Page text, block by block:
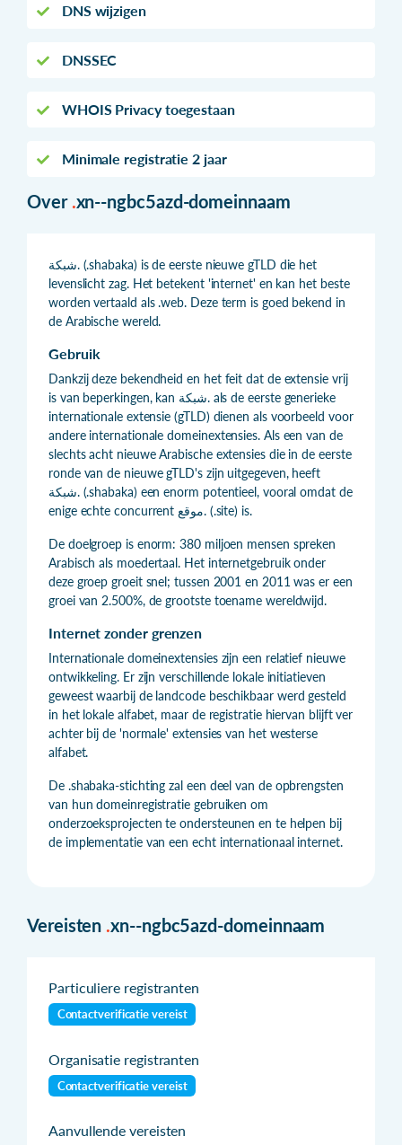
DNS wijzigen
DNSSEC
WHOIS Privacy toegestaan
Minimale registratie 2 jaar
Over .xn--ngbc5azd-domeinnaam
شبكة. (.shabaka) is de eerste nieuwe gTLD die het
levenslicht zag. Het betekent 'internet' en kan het beste
worden vertaald als .web. Deze term is goed bekend in
de Arabische wereld.
Gebruik
Dankzij deze bekendheid en het feit dat de extensie vrij
is van beperkingen, kan شبكة. als de eerste generieke
internationale extensie (gTLD) dienen als voorbeeld voor
andere internationale domeinextensies. Als een van de
slechts acht nieuwe Arabische extensies die in de eerste
ronde van de nieuwe gTLD's zijn uitgegeven, heeft
شبكة. (.shabaka) een enorm potentieel, vooral omdat de
enige echte concurrent موقع. (.site) is.
De doelgroep is enorm: 380 miljoen mensen spreken
Arabisch als moedertaal. Het internetgebruik onder
deze groep groeit snel; tussen 2001 en 2011 was er een
groei van 2.500%, de grootste toename wereldwijd.
Internet zonder grenzen
Internationale domeinextensies zijn een relatief nieuwe
ontwikkeling. Er zijn verschillende lokale initiatieven
geweest waarbij de landcode beschikbaar werd gesteld
in het lokale alfabet, maar de registratie hiervan blijft ver
achter bij de 'normale' extensies van het westerse
alfabet.
De .shabaka-stichting zal een deel van de opbrengsten
van hun domeinregistratie gebruiken om
onderzoeksprojecten te ondersteunen en te helpen bij
de implementatie van een echt internationaal internet.
Vereisten .xn--ngbc5azd-domeinnaam
Particuliere registranten
Contactverificatie vereist
Organisatie registranten
Contactverificatie vereist
Aanvullende vereisten